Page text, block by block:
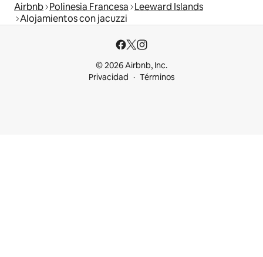
Airbnb Polinesia Francesa Leeward Islands
Alojamientos con jacuzzi
© 2026 Airbnb, Inc.
Privacidad
Términos